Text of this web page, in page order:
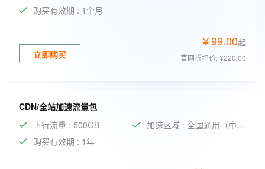
购买有效期 : 1个月
立即购买
￥99.00起
官网折扣价:¥220.00
CDN/全站加速流量包
下行流量 : 500GB
加速区域 : 全国通用（中国内地）
购买有效期 : 1年